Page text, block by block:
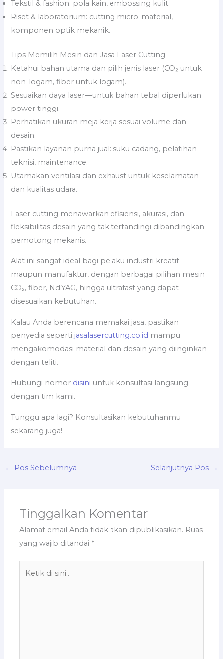
Tekstil & fashion: pola kain, embossing kulit.
Riset & laboratorium: cutting micro-material,
komponen optik mekanik.
Tips Memilih Mesin dan Jasa Laser Cutting
Ketahui bahan utama dan pilih jenis laser (CO₂ untuk
non-logam, fiber untuk logam).
Sesuaikan daya laser—untuk bahan tebal diperlukan
power tinggi.
Perhatikan ukuran meja kerja sesuai volume dan
desain.
Pastikan layanan purna jual: suku cadang, pelatihan
teknisi, maintenance.
Utamakan ventilasi dan exhaust untuk keselamatan
dan kualitas udara.
Laser cutting menawarkan efisiensi, akurasi, dan
fleksibilitas desain yang tak tertandingi dibandingkan
pemotong mekanis.
Alat ini sangat ideal bagi pelaku industri kreatif
maupun manufaktur, dengan berbagai pilihan mesin
CO₂, fiber, Nd:YAG, hingga ultrafast yang dapat
disesuaikan kebutuhan.
Kalau Anda berencana memakai jasa, pastikan
penyedia seperti jasalasercutting.co.id mampu
mengakomodasi material dan desain yang diinginkan
dengan teliti.
Hubungi nomor disini untuk konsultasi langsung
dengan tim kami.
Tunggu apa lagi? Konsultasikan kebutuhanmu
sekarang juga!
← Pos Sebelumnya Selanjutnya Pos →
Tinggalkan Komentar
Alamat email Anda tidak akan dipublikasikan. Ruas
yang wajib ditandai *